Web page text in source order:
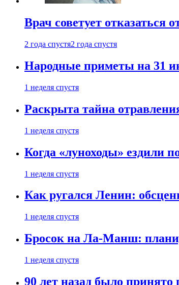
Врач советует отказаться
2 года спустя2 года спустя
Народные приметы на 31
1 неделя спустя
Раскрыта тайна
1 неделя спустя
Когда «луноходы» ездили
1 неделя спустя
Как ругался Ленин:
1 неделя спустя
Бросок на Ла-Манш:
1 неделя спустя
90 лет назад было принято